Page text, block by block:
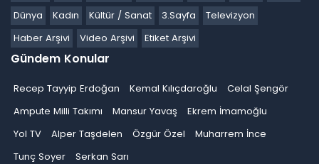
Dünya
Kadın Kültür / Sanat 3.Sayfa
Televizyon
Haber Arşivi
Video Arşivi Etiket Arşivi
Gündem Konular
Recep Tayyip Erdoğan Kemal Kılıçdaroğlu
Celal Şengör
Ampute Milli Takımı
Mansur Yavaş
Ekrem İmamoğlu
Yol TV
Alper Taşdelen Özgür Özel
Muharrem İnce
Tunç Soyer
Serkan Sarı